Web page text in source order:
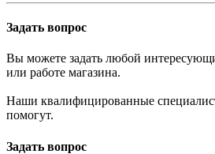
Задать вопрос
Вы можете задать любой
или работе магазина.
Наши квалифицированные
помогут.
Задать вопрос